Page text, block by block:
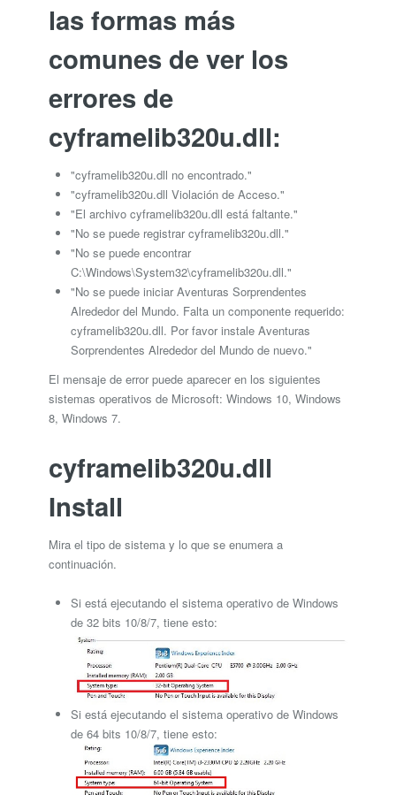
las formas más
comunes de ver los
errores de
cyframelib320u.dll:
"cyframelib320u.dll no encontrado."
"cyframelib320u.dll Violación de Acceso."
"El archivo cyframelib320u.dll está faltante."
"No se puede registrar cyframelib320u.dll."
"No se puede encontrar
C:\Windows\System32\cyframelib320u.dll."
"No se puede iniciar Aventuras Sorprendentes
Alrededor del Mundo. Falta un componente requerido:
cyframelib320u.dll. Por favor instale Aventuras
Sorprendentes Alrededor del Mundo de nuevo."
El mensaje de error puede aparecer en los siguientes
sistemas operativos de Microsoft: Windows 10, Windows
8, Windows 7.
cyframelib320u.dll
Install
Mira el tipo de sistema y lo que se enumera a
continuación.
Si está ejecutando el sistema operativo de Windows
de 32 bits 10/8/7, tiene esto:
Si está ejecutando el sistema operativo de Windows
de 64 bits 10/8/7, tiene esto: